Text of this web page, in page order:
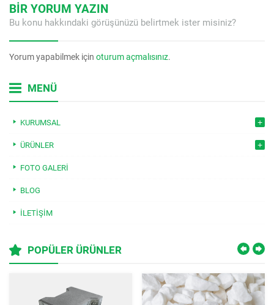
BİR YORUM YAZIN
Bu konu hakkındaki görüşünüzü belirtmek ister misiniz?
Yorum yapabilmek için oturum açmalısınız.
MENÜ
KURUMSAL
ÜRÜNLER
FOTO GALERI
BLOG
İLETIŞIM
POPÜLER ÜRÜNLER